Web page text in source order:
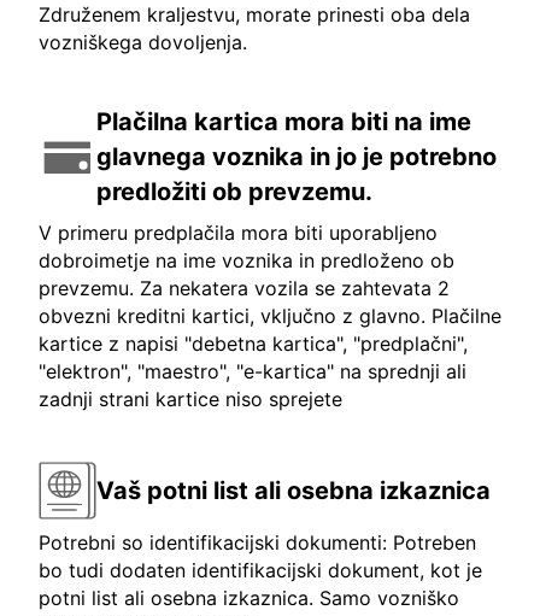
Združenem kraljestvu, morate prinesti oba dela
vozniškega dovoljenja.
Plačilna kartica mora biti na ime
glavnega voznika in jo je potrebno
predložiti ob prevzemu.
V primeru predplačila mora biti uporabljeno
dobroimetje na ime voznika in predloženo ob
prevzemu. Za nekatera vozila se zahtevata 2
obvezni kreditni kartici, vključno z glavno. Plačilne
kartice z napisi "debetna kartica", "predplačni",
"elektron", "maestro", "e-kartica" na sprednji ali
zadnji strani kartice niso sprejete
Vaš potni list ali osebna izkaznica
Potrebni so identifikacijski dokumenti: Potreben
bo tudi dodaten identifikacijski dokument, kot je
potni list ali osebna izkaznica. Samo vozniško